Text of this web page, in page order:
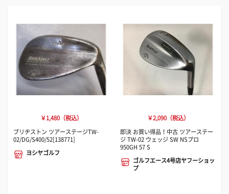
￥1,480（税込）
ブリヂストン ツアーステージTW-
02/DG/S400/52[138771]
ヨシヤゴルフ
￥2,090（税込）
即決 お買い得品！中古 ツアーステー
ジ TW-02 ウェッジ SW NSプロ
950GH 57 S
ゴルフエース4号店ヤフーショッ
プ